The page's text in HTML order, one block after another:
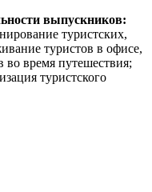
выпускников:
туристских,
туристов в офисе,
во время путешествия;
туристского